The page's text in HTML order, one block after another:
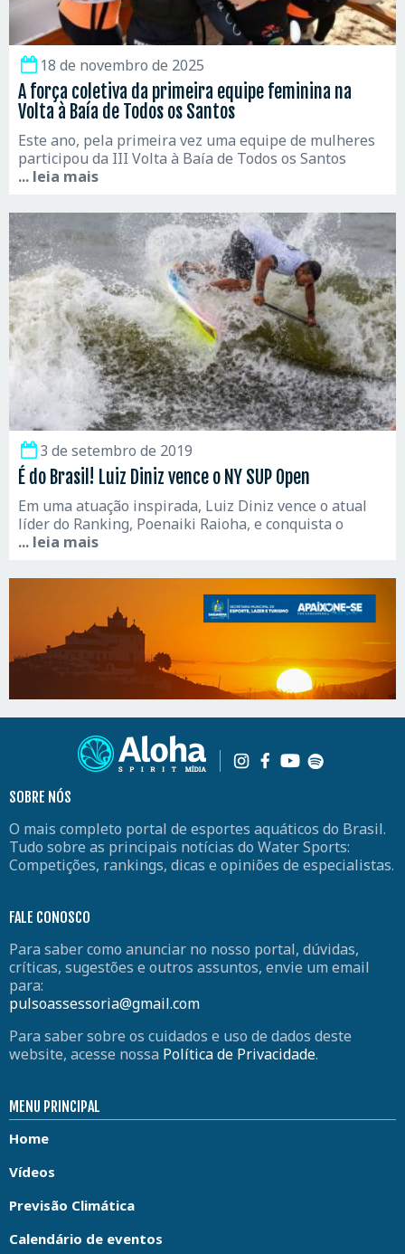
18 de novembro de 2025
A força coletiva da primeira equipe feminina na
Volta à Baía de Todos os Santos
Este ano, pela primeira vez uma equipe de mulheres
participou da III Volta à Baía de Todos os Santos
... leia mais
3 de setembro de 2019
É do Brasil! Luiz Diniz vence o NY SUP Open
Em uma atuação inspirada, Luiz Diniz vence o atual
líder do Ranking, Poenaiki Raioha, e conquista o
... leia mais
SOBRE NÓS
O mais completo portal de esportes aquáticos do Brasil.
Tudo sobre as principais notícias do Water Sports:
Competições, rankings, dicas e opiniões de especialistas.
FALE CONOSCO
Para saber como anunciar no nosso portal, dúvidas,
críticas, sugestões e outros assuntos, envie um email
para:
pulsoassessoria@gmail.com
Para saber sobre os cuidados e uso de dados deste
website, acesse nossa Política de Privacidade.
MENU PRINCIPAL
Home
Vídeos
Previsão Climática
Calendário de eventos